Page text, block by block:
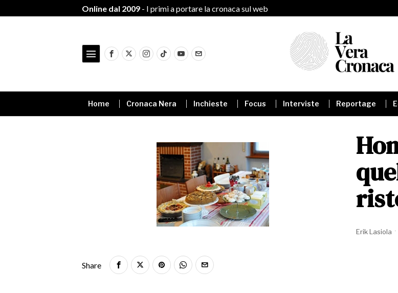
Online dal 2009 - I primi a portare la cronaca sul web
Home Cronaca Nera Inchieste Focus Interviste Reportage
Erik Lasiola
Share